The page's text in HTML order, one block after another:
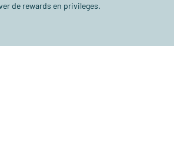
de rewards en privileges.